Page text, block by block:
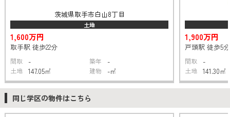
茨城県取手市白山8丁目
土地
1,600万円
取手駅 徒歩22分
間取 - 築年 -
土地 147.05㎡ 建物 -㎡
1,900万円
戸頭駅 徒歩5分
間取 -
土地 141.30㎡
同じ学区の物件はこちら